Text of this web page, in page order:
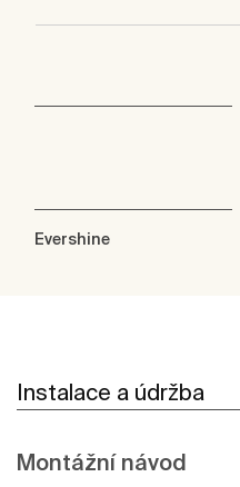
Evershine
Instalace a údržba
Montážní návod